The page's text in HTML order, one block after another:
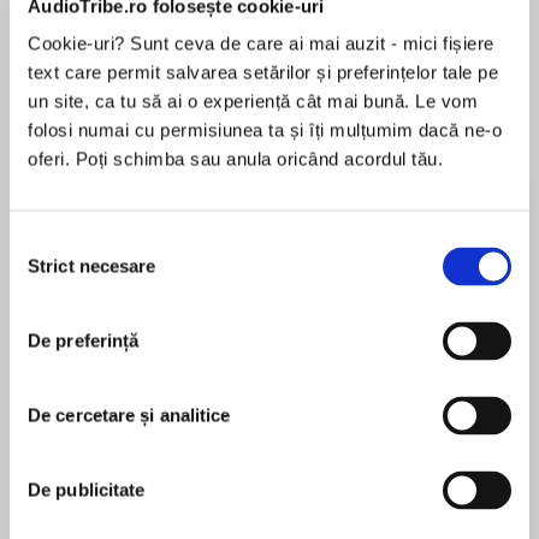
AudioTribe.ro folosește cookie-uri
Cookie-uri? Sunt ceva de care ai mai auzit - mici fișiere
text care permit salvarea setărilor și preferințelor tale pe
un site, ca tu să ai o experiență cât mai bună. Le vom
folosi numai cu permisiunea ta și îți mulțumim dacă ne-o
oferi. Poți schimba sau anula oricând acordul tău.
consimțământului
Strict necesare
De preferință
De cercetare și analitice
De publicitate
Desprecarte
Just when you think you’ve saved the world…
Skulduggery sagged. "Yes." He hesitated, then
took his gun from his jacket. "I'm sorry, Valkyrie,"
"Don't talk to me," Valkyrie said. "Just do what
Valkyrie parted her tunic, and Skulduggery
"Please forgive me," Skulduggery said, then
aimed the gun at the girl and pulled the trigger.
pentru această carte
Derek Landy lives near Dublin. Before writing his